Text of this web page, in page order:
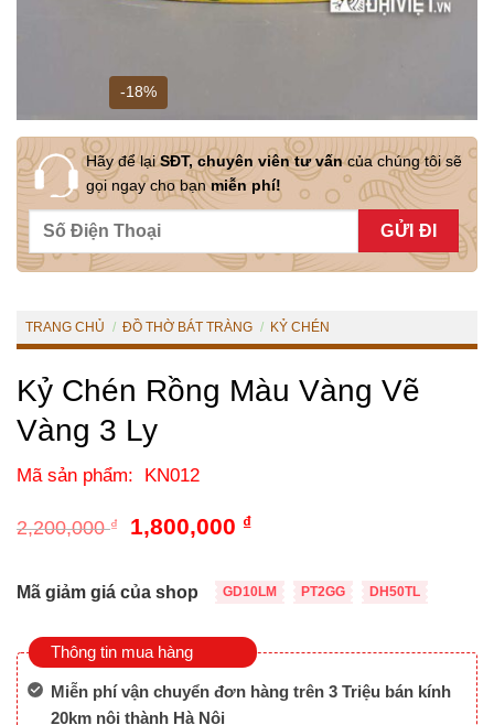
-18%
Hãy để lạiSĐT, chuyên viên tư vấncủa chúng tôi sẽ
gọi ngay cho bạnmiễn phí!
TRANG CHỦ / ĐỒ THỜ BÁT TRÀNG / KỶ CHÉN
Kỷ Chén Rồng Màu Vàng Vẽ
Vàng 3 Ly
Mã sản phẩm: KN012
2,200,000₫
Giá
2,200,000 ₫.
1,800,000 ₫Giá
là:
Mã giảm giá của shop GD10LM PT2GG DH50TL
Thông tin mua hàng
Miễn phí vận chuyển đơn hàng trên 3 Triệu bán kính
20km nội thành Hà Nội